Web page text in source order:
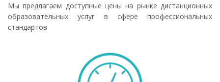
Мы предлагаем доступные цены на рынке дистанционных
образовательных услуг в сфере профессиональных
стандартов